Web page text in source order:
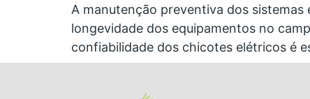
A manutenção preventiva dos
longevidade dos equipamentos no
confiabilidade dos chicotes elétricos é